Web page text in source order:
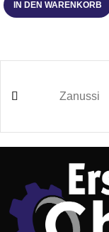
Bosch
Bosch
Bosch
IN DEN WARENKORB
Zanussi